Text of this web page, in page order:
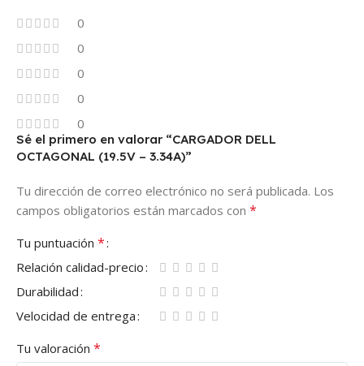
0
0
0
0
0
Sé el primero en valorar “CARGADOR DELL
OCTAGONAL (19.5V – 3.34A)”
Tu dirección de correo electrónico no será publicada. Los
campos obligatorios están marcados con *
Tu puntuación *
Relación calidad-precio
Durabilidad
Velocidad de entrega
Tu valoración *